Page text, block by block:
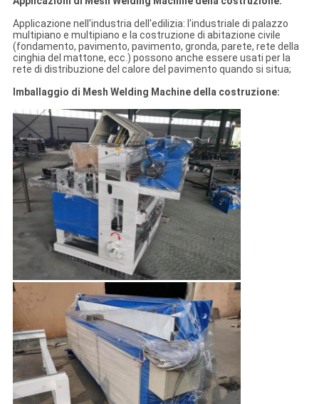
Applicazione nell'industria dell'edilizia: l'industriale di palazzo
multipiano e multipiano e la costruzione di abitazione civile
(fondamento, pavimento, pavimento, gronda, parete, rete della
cinghia del mattone, ecc.) possono anche essere usati per la
rete di distribuzione del calore del pavimento quando si situa;
Imballaggio di Mesh Welding Machine della costruzione: